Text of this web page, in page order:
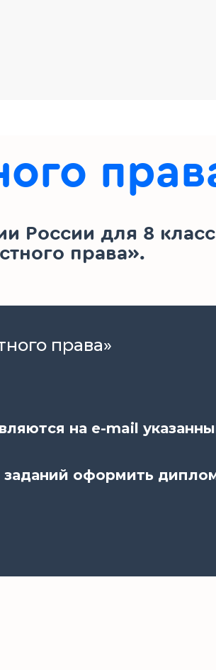
России для 8
права».
права»
на e-mail
заданий оформить